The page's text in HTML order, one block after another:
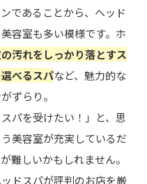
であることから、ヘッド
容室も多い模様です。ホ
汚れをしっかり落とすス
べるスパなど、魅力的な
ずらり。
パを受けたい！」と、思
美容室が充実しているだ
難しいかもしれません。
ドスパが評判のお店を厳